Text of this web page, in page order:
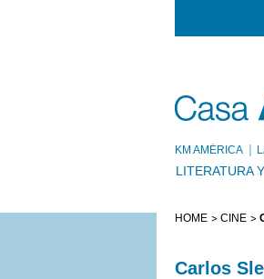
KM AMÈRICA
LITERATURA
HOME CINE
Carlos